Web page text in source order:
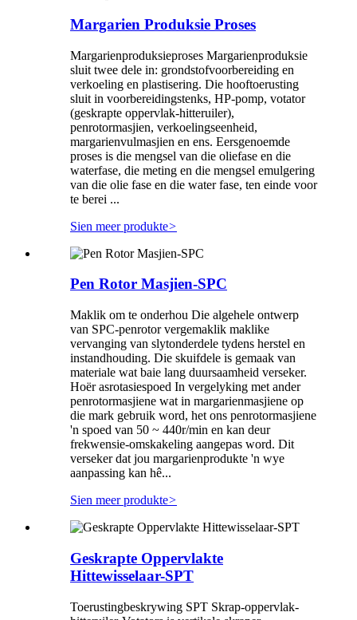
Margarien Produksie Proses
Margarienproduksieproses Margarienproduksie
sluit twee dele in: grondstofvoorbereiding en
verkoeling en plastisering. Die hooftoerusting
sluit in voorbereidingstenks, HP-pomp, votator
(geskrapte oppervlak-hitteruiler),
penrotormasjien, verkoelingseenheid,
margarienvulmasjien en ens. Eersgenoemde
proses is die mengsel van die oliefase en die
waterfase, die meting en die mengsel emulgering
van die olie fase en die water fase, ten einde voor
te berei ...
Sien meer produkte>
Pen Rotor Masjien-SPC
Maklik om te onderhou Die algehele ontwerp
van SPC-penrotor vergemaklik maklike
vervanging van slytonderdele tydens herstel en
instandhouding. Die skuifdele is gemaak van
materiale wat baie lang duursaamheid verseker.
Hoër asrotasiespoed In vergelyking met ander
penrotormasjiene wat in margarienmasjiene op
die mark gebruik word, het ons penrotormasjiene
'n spoed van 50 ~ 440r/min en kan deur
frekwensie-omskakeling aangepas word. Dit
verseker dat jou margarienprodukte 'n wye
aanpassing kan hê...
Sien meer produkte>
Geskrapte Oppervlakte
Hittewisselaar-SPT
Toerustingbeskrywing SPT Skrap-oppervlak-